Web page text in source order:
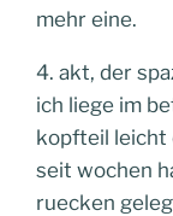
mehr eine.
4. akt, der
ich liege im
kopfteil leicht
seit wochen
ruecken